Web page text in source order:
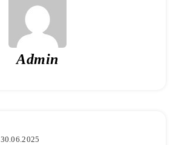
Admin
30.06.2025